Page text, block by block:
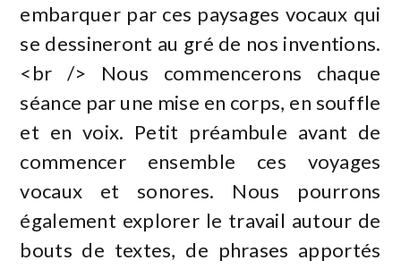
embarquer par ces paysages vocaux qui
se dessineront au gré de nos inventions.
<br /> Nous commencerons chaque
séance par une mise en corps, en souffle
et en voix. Petit préambule avant de
commencer ensemble ces voyages
vocaux et sonores. Nous pourrons
également explorer le travail autour de
bouts de textes, de phrases apportés